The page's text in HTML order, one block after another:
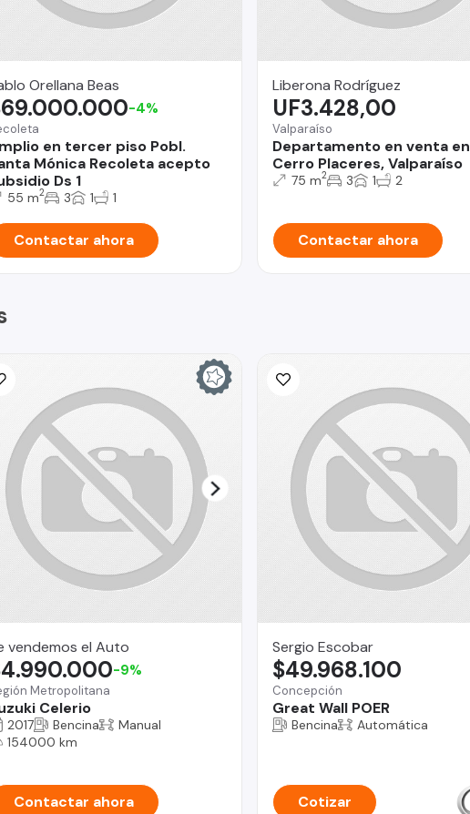
Orellana Beas
en tercer piso Pobl.
Mónica Recoleta acepto
Ds 1
-4%
55 m2 3 1 1
Contactar ahora
Liberona Rodríguez
Valparaíso
Departamento en venta en
Cerro Placeres, Valparaíso
UF3.428,00
75 m2 3 1 2
Contactar ahora
vendemos el Auto
Metropolitana
Celerio
-9%
2017 Bencina
Manual
154000 km
Contactar ahora
Sergio Escobar
Concepción
Great Wall POER
$49.968.100
Bencina Automática
Cotizar